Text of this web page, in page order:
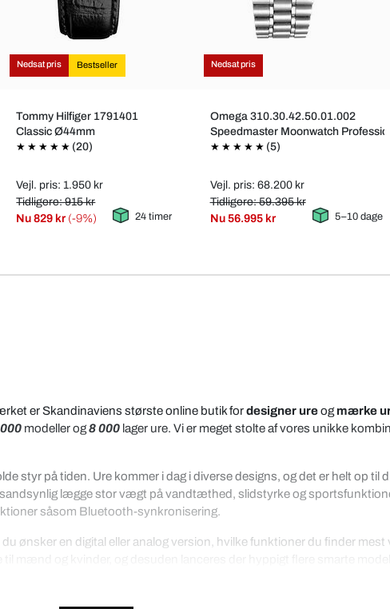
Nedsat pris Bestseller
Tommy Hilfiger 1791401
Classic Ø44mm
(20)
Vejl. pris: 1.950 kr
Tidligere: 915 kr
Nu829 kr (-9%) 24 timer
Nedsat pris
Omega 310.30.42.50.01.002
Speedmaster Moonwatch
(5)
Vejl. pris: 68.200 kr
Tidligere: 59.395 kr
Nu56.995 kr 5–10 dage
er Skandinaviens største online butik fordesigner ureogmærke
modeller og8 000 lager ure. Vi er meget stolte af vores unikke
styr på tiden. Ure kommer i dag i diverse designs, og det er helt op til
lægge stor vægt på vandtæthed, slidstyrke og
såsom Bluetooth-synkronisering.
ønsker en digital eller analog version, hvilke funktioner du finder